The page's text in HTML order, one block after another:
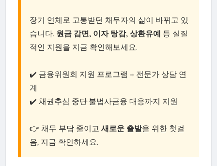
장기 연체로 고통받던 채무자의 삶이 바뀌고 있
습니다. 원금 감면, 이자 탕감, 상환유예 등 실질
적인 지원을 지금 확인해보세요.
✔️ 금융위원회 지원 프로그램 + 전문가 상담 연
계
✔️ 채권추심 중단·불법사금융 대응까지 지원
👉 채무 부담 줄이고 새로운 출발을 위한 첫걸
음, 지금 확인하세요.